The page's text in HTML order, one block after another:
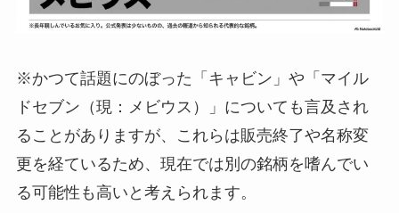
※かつて話題にのぼった「キャビン」や「マイル
ドセブン（現：メビウス）」についても言及され
ることがありますが、これらは販売終了や名称変
更を経ているため、現在では別の銘柄を嗜んでい
る可能性も高いと考えられます。